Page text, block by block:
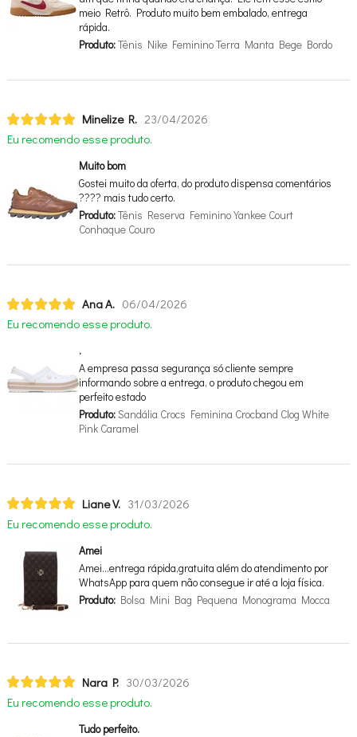
meio Retrô. Produto muito bem embalado, entrega
rápida.
Produto:Tênis Nike Feminino Terra Manta Bege Bordo
Minelize R. 23/04/2026
Eu recomendo esse produto.
Muito bom
Gostei muito da oferta, do produto dispensa comentários
???? mais tudo certo.
Produto:Tênis Reserva Feminino Yankee Court
Conhaque Couro
Ana A. 06/04/2026
Eu recomendo esse produto.
.
A empresa passa segurança só cliente sempre
informando sobre a entrega, o produto chegou em
perfeito estado
Produto:Sandália Crocs Feminina Crocband Clog White
Pink Caramel
Liane V. 31/03/2026
Eu recomendo esse produto.
Amei
Amei…entrega rápida,gratuita além do atendimento por
WhatsApp para quem não consegue ir até a loja física.
Produto:Bolsa Mini Bag Pequena Monograma Mocca
Nara P. 30/03/2026
Eu recomendo esse produto.
Tudo perfeito.